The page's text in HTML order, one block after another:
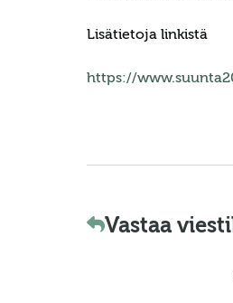
Lisätietoja linkistä
https://
Vastaa